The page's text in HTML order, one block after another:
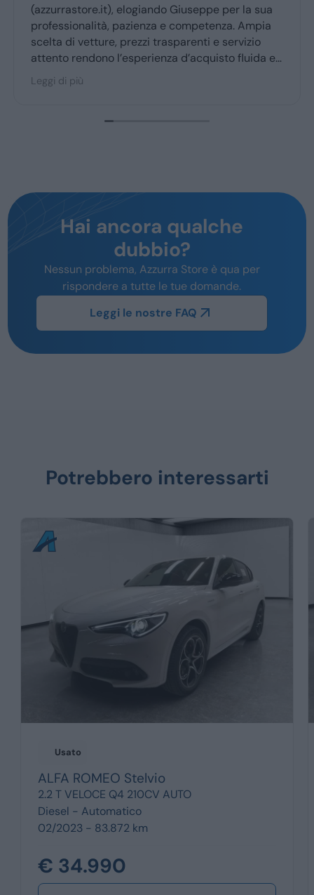
Ottima esperienza con la vs concessionaria.
Giuseppe mi ha coccolato dal momenyo del
ritiro a quello della consegna . Grazie davvero
Hai ancora qualche
dubbio?
Nessun problema, Azzurra Store è qua per
rispondere a tutte le tue domande.
Leggi le nostre FAQ
Potrebbero interessarti
Usato
ALFA ROMEO Stelvio
2.2 T VELOCE Q4 210CV AUTO
Diesel - Automatico
02/2023 - 83.872 km
€ 34.990